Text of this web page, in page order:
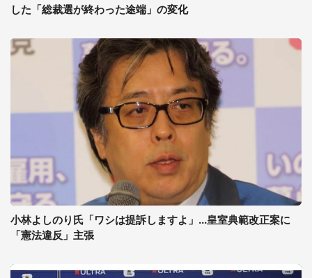
した「総裁選が終わった途端」の変化
小林よしのり氏「ワシは提訴しますよ」...皇室典範改正案に
「憲法違反」主張